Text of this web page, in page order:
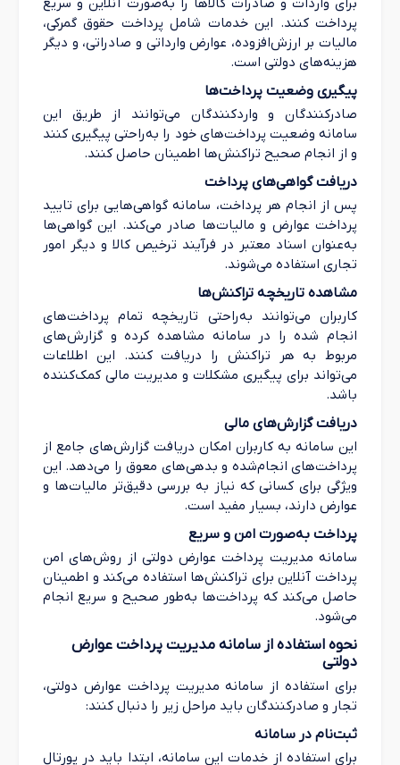
برای واردات و صادرات کالاها را به‌صورت آنلاین و سریع
پرداخت کنند. این خدمات شامل پرداخت حقوق گمرکی،
مالیات بر ارزش‌افزوده، عوارض وارداتی و صادراتی، و دیگر
هزینه‌های دولتی است.
پیگیری وضعیت پرداخت‌ها
صادرکنندگان و واردکنندگان می‌توانند از طریق این
سامانه وضعیت پرداخت‌های خود را به‌راحتی پیگیری کنند
و از انجام صحیح تراکنش‌ها اطمینان حاصل کنند.
دریافت گواهی‌های پرداخت
پس از انجام هر پرداخت، سامانه گواهی‌هایی برای تایید
پرداخت عوارض و مالیات‌ها صادر می‌کند. این گواهی‌ها
به‌عنوان اسناد معتبر در فرآیند ترخیص کالا و دیگر امور
تجاری استفاده می‌شوند.
مشاهده تاریخچه تراکنش‌ها
کاربران می‌توانند به‌راحتی تاریخچه تمام پرداخت‌های
انجام شده را در سامانه مشاهده کرده و گزارش‌های
مربوط به هر تراکنش را دریافت کنند. این اطلاعات
می‌تواند برای پیگیری مشکلات و مدیریت مالی کمک‌کننده
باشد.
دریافت گزارش‌های مالی
این سامانه به کاربران امکان دریافت گزارش‌های جامع از
پرداخت‌های انجام‌شده و بدهی‌های معوق را می‌دهد. این
ویژگی برای کسانی که نیاز به بررسی دقیق‌تر مالیات‌ها و
عوارض دارند، بسیار مفید است.
پرداخت به‌صورت امن و سریع
سامانه مدیریت پرداخت عوارض دولتی از روش‌های امن
پرداخت آنلاین برای تراکنش‌ها استفاده می‌کند و اطمینان
حاصل می‌کند که پرداخت‌ها به‌طور صحیح و سریع انجام
می‌شود.
نحوه استفاده از سامانه مدیریت پرداخت عوارض
دولتی
برای استفاده از سامانه مدیریت پرداخت عوارض دولتی،
تجار و صادرکنندگان باید مراحل زیر را دنبال کنند:
ثبت‌نام در سامانه
برای استفاده از خدمات این سامانه، ابتدا باید در پورتال